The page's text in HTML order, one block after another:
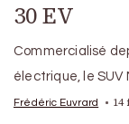
30 EV
Commercialisé
électrique, le SUV
Frédéric Euvrard 14